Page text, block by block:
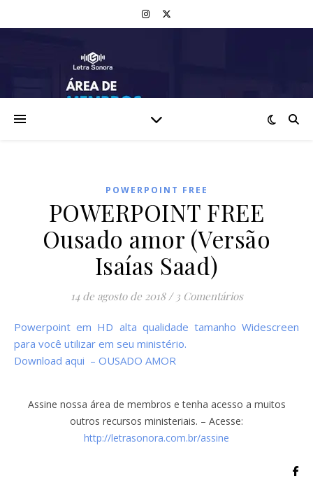
POWERPOINT FREE
POWERPOINT FREE
Ousado amor (Versão
Isaías Saad)
14 de agosto de 2018 / 3 Comentários
Powerpoint em HD alta qualidade tamanho Widescreen
para você utilizar em seu ministério.
Download aqui – OUSADO AMOR
Assine nossa área de membros e tenha acesso a muitos
outros recursos ministeriais. – Acesse:
http://letrasonora.com.br/assine